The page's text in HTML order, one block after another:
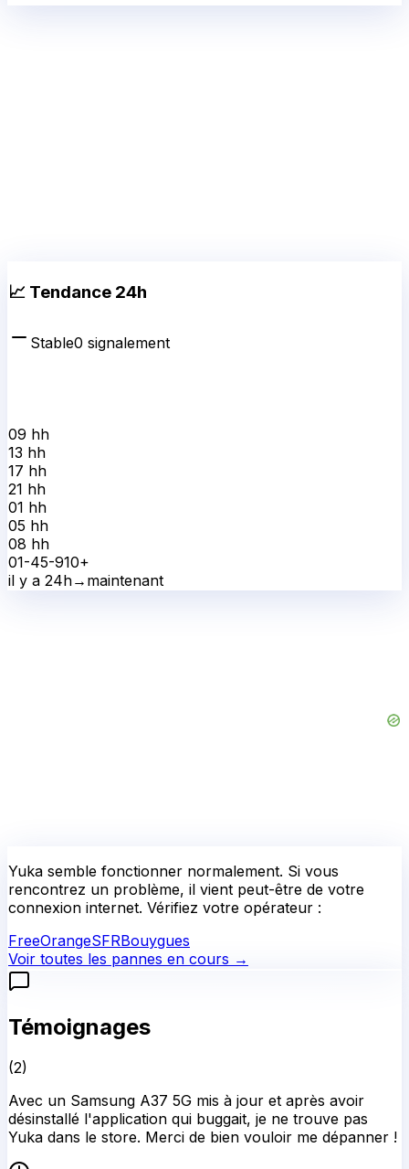
📈 Tendance 24h
Stable0 signalement
09 hh
13 hh
17 hh
21 hh
01 hh
05 hh
08 hh
01-45-910+
il y a 24h→ maintenant
Yuka semble fonctionner normalement. Si vous
rencontrez un problème, il vient peut-être de votre
connexion internet. Vérifiez votre opérateur :
FreeOrangeSFRBouygues
Voir toutes les pannes en cours →
Témoignages
(2)
Avec un Samsung A37 5G mis à jour et après avoir
désinstallé l'application qui buggait, je ne trouve pas
Yuka dans le store. Merci de bien vouloir me dépanner !